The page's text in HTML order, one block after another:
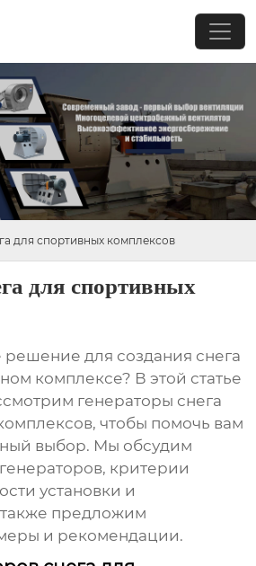
для спортивных комплексов
для спортивных
для создания снега
комплексе? В этой статье
генераторы снега
, чтобы помочь вам
выбор. Мы обсудим
критерии
установки и
предложим
и рекомендации.